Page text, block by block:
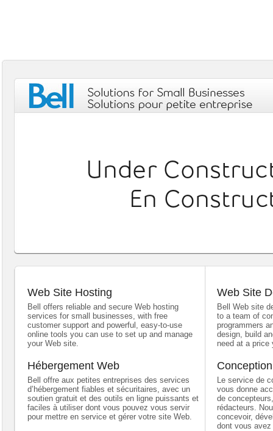
Web Site Hosting
Bell offers reliable and secure Web hosting
services for small businesses, with free
customer support and powerful, easy-to-use
online tools you can use to set up and manage
your Web site.
Web Site
Bell Web site
to a team of
programmers
design, build
need at a price
Hébergement Web
Bell offre aux petites entreprises des services
d’hébergement fiables et sécuritaires, avec un
soutien gratuit et des outils en ligne puissants et
faciles à utiliser dont vous pouvez vous servir
pour mettre en service et gérer votre site Web.
Le service de
vous donne
de
rédacteurs.
concevoir,
dont vous